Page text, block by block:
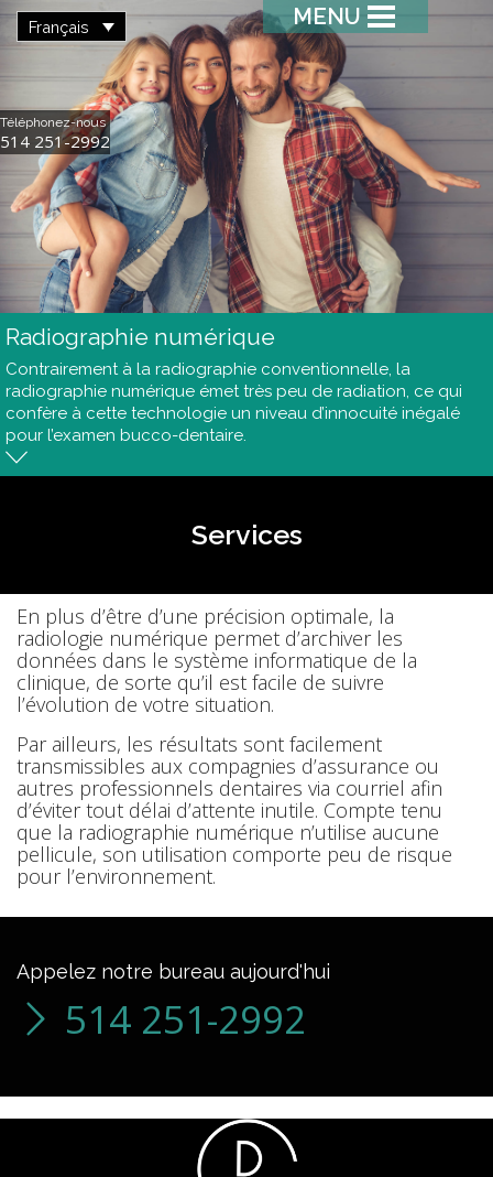
Français MENU
Radiographie numérique
Contrairement à la radiographie conventionnelle, la
radiographie numérique émet très peu de radiation, ce qui
confère à cette technologie un niveau d’innocuité inégalé
pour l’examen bucco-dentaire.
Téléphonez-nous
514 251-2992
Services
En plus d’être d’une précision optimale, la
radiologie numérique permet d’archiver les
données dans le système informatique de la
clinique, de sorte qu’il est facile de suivre
l’évolution de votre situation.
Par ailleurs, les résultats sont facilement
transmissibles aux compagnies d’assurance ou
autres professionnels dentaires via courriel afin
d’éviter tout délai d’attente inutile. Compte tenu
que la radiographie numérique n’utilise aucune
pellicule, son utilisation comporte peu de risque
pour l’environnement.
Appelez notre bureau aujourd'hui
514 251-2992